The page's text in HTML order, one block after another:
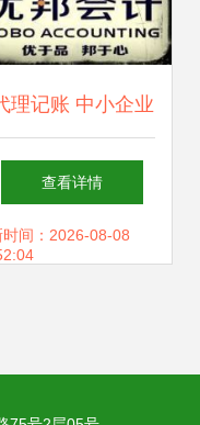
理记账 中小企业
财务管理的智慧选
择
查看详情
时间：2026-08-08